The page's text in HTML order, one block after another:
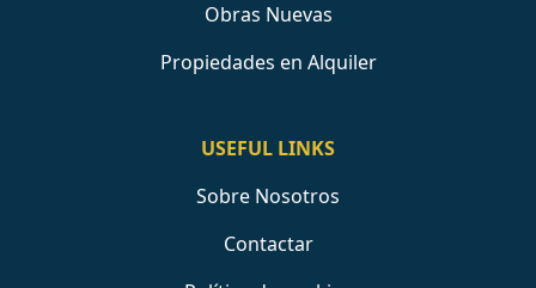
Obras Nuevas
Propiedades en Alquiler
USEFUL LINKS
Sobre Nosotros
Contactar